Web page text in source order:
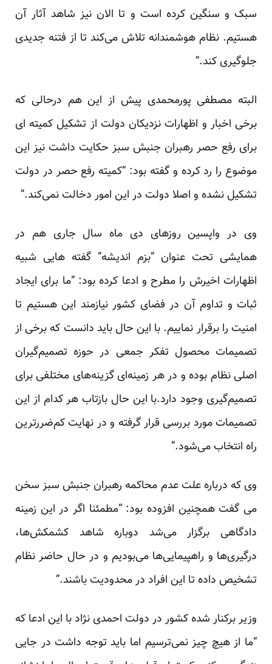
سبک و سنگین کرده است و تا الان نیز شاهد آثار آن
هستیم. نظام هوشمندانه تلاش می‌کند تا از فتنه جدیدی
جلوگیری کند.”
البته مصطفی پورمحمدی پیش از این هم درحالی که
برخی اخبار و اظهارات نزدیکان دولت از تشکیل کمیته ای
برای رفع حصر رهبران جنبش سبز حکایت داشت نیز این
موضوع را رد کرده و گفته بود: “کمیته رفع حصر در دولت
تشکیل نشده و اصلا دولت در این امور دخالت نمی‌کند.”
وی در واپسین روزهای دی ماه سال جاری هم در
همایشی تحت عنوان “بزم اندیشه” گفته هایی شبیه
اظهارات اخیرش را مطرح و ادعا کرده بود: “ما برای ایجاد
ثبات و تداوم آن در فضای کشور نیازمند این هستیم تا
امنیت را برقرار نماییم. با این حال باید دانست که برخی از
تصمیمات محصول تفکر جمعی در حوزه تصمیم‌گیران
اصلی نظام بوده و در هر زمینه‌ای گزینه‌های مختلفی برای
تصمیم‌گیری وجود دارد.با این حال بازتاب هر کدام از این
تصمیمات مورد بررسی قرار گرفته و در نهایت کم‌ضررترین
راه انتخاب می‌شود.”
وی که درباره علت عدم محاکمه رهبران جنبش سبز سخن
می گفت همچنین افزوده بود: “مطمئنا اگر در این زمینه
دادگاهی برگزار می‌شد دوباره شاهد کشمکش‌ها،
درگیری‌ها و راهپیمایی‌ها می‌بودیم و در حال حاضر نظام
تشخیص داده تا این افراد در محدودیت باشند.”
وزیر برکنار شده کشور در دولت احمدی نژاد با این ادعا که
“ما از هیچ چیز نمی‌ترسیم اما باید توجه داشت در جایی